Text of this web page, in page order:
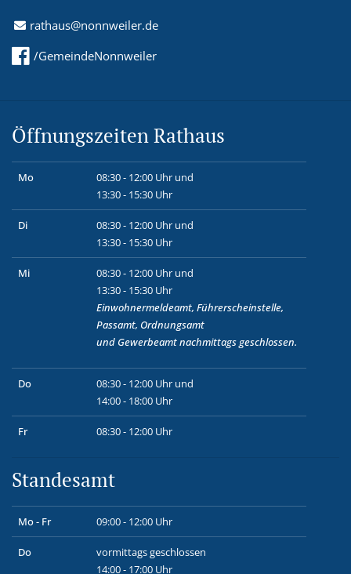
rathaus@nonnweiler.de
/GemeindeNonnweiler
Öffnungszeiten Rathaus
Mo
08:30 - 12:00 Uhr und
13:30 - 15:30 Uhr
Di
08:30 - 12:00 Uhr und
13:30 - 15:30 Uhr
Mi
08:30 - 12:00 Uhr und
13:30 - 15:30 Uhr
Einwohnermeldeamt, Führerscheinstelle,
Passamt, Ordnungsamt
und Gewerbeamtnachmittags geschlossen.
Do
08:30 - 12:00 Uhr und
14:00 - 18:00 Uhr
Fr 08:30 - 12:00 Uhr
Standesamt
Mo - Fr 09:00 - 12:00 Uhr
Do
vormittags geschlossen
14:00 - 17:00 Uhr